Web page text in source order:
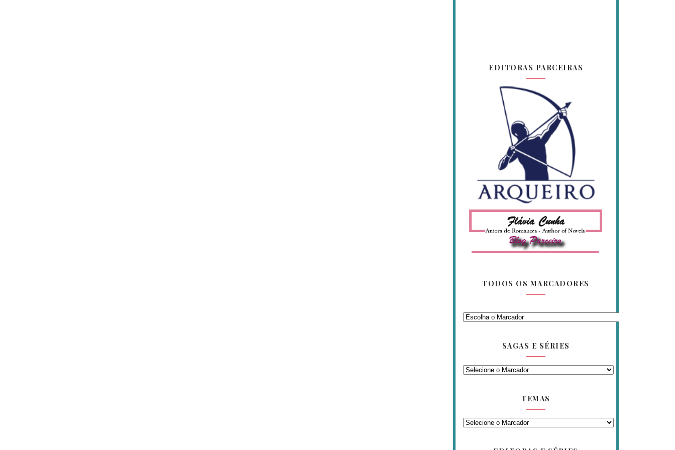
EDITORAS PARCEIRAS
TODOS OS MARCADORES
SAGAS E SÉRIES
TEMAS